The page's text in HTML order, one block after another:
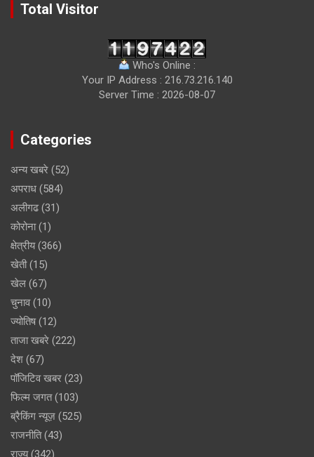
Total Visitor
Who's Online :
Your IP Address : 216.73.216.140
Server Time : 2026-08-07
Categories
अन्य खबरे (52)
अपराध (584)
अलीगढ(31)
कोरोना(1)
क्षेत्रीय(366)
खेती(15)
खेल (67)
चुनाव(10)
ज्योतिष(12)
ताजा खबरे (222)
देश (67)
पॉजिटिव खबर (23)
फिल्म जगत(103)
ब्रैकिंग न्यूज़ (525)
राजनीति(43)
राज्य(342)